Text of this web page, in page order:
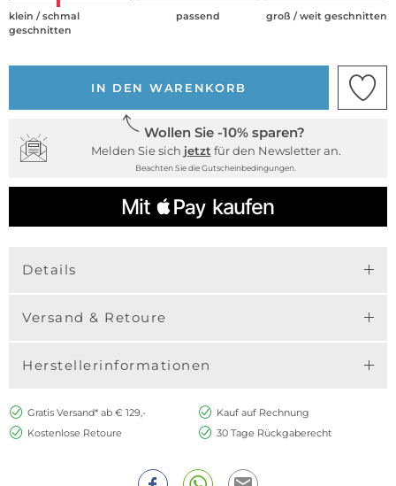
klein / schmal
geschnitten
passend groß / weit geschnitten
IN DEN WARENKORB
Wollen Sie -10% sparen?
Melden Sie sich jetzt für den Newsletter an.
Beachten Sie die Gutscheinbedingungen.
Details
Versand & Retoure
Herstellerinformationen
Gratis Versand* ab € 129,-
Kauf auf Rechnung
Kostenlose Retoure
30 Tage Rückgaberecht